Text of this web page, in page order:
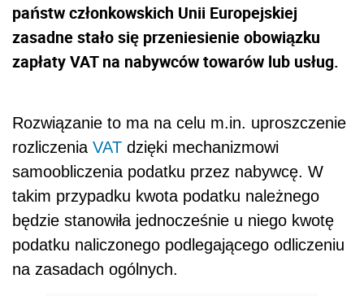
państw członkowskich Unii Europejskiej
zasadne stało się przeniesienie obowiązku
zapłaty VAT na nabywców towarów lub usług.
Rozwiązanie to ma na celu m.in. uproszczenie
rozliczenia VAT dzięki mechanizmowi
samoobliczenia podatku przez nabywcę. W
takim przypadku kwota podatku należnego
będzie stanowiła jednocześnie u niego kwotę
podatku naliczonego podlegającego odliczeniu
na zasadach ogólnych.